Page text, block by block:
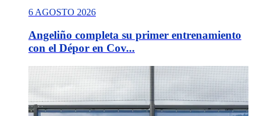
6 AGOSTO 2026
Angeliño completa su primer entrenamiento
con el Dépor en Cov...